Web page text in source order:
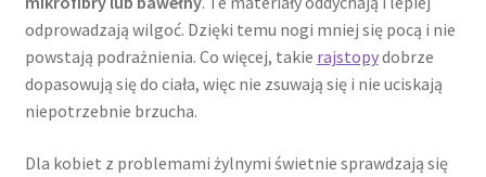
odprowadzają wilgoć. Dzięki temu nogi mniej się pocą i nie
powstają podrażnienia. Co więcej, takie rajstopydobrze
dopasowują się do ciała, więc nie zsuwają się i nie uciskają
niepotrzebnie brzucha.
Dla kobiet z problemami żylnymi świetnie sprawdzają się